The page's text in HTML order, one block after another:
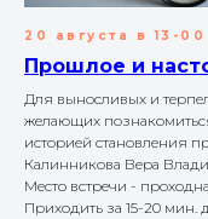
20 августа в 13-00
Прошлое и
Для выносливых и
желающих
историей становления
Калинникова Вера
Место встречи -
Приходить за 15-20 мин.